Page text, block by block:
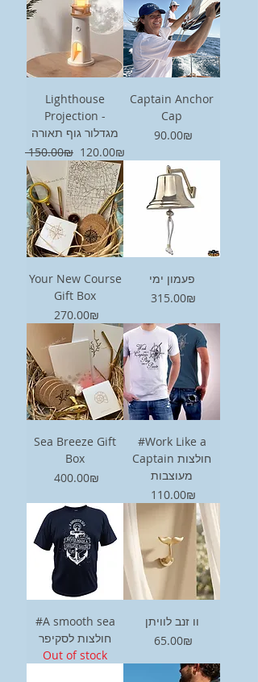
Lighthouse
Projection -
מגדלור גוף תאורה
Regular Price
‏150.00 ‏₪ Sale Price
‏120.00 ‏₪
Captain Anchor
Cap
Price ‏90.00 ‏₪
Your New Course
Gift Box
Price
‏270.00 ‏₪
פעמון ימי
Price
‏315.00 ‏₪
Sea Breeze Gift
Box
Price
‏400.00 ‏₪
#Work Like a
Captain חולצות
מעוצבות
Price
‏110.00 ‏₪
#A smooth sea
חולצות לסקיפר
Out of stock
וו זנב לוויתן
Price ‏65.00 ‏₪